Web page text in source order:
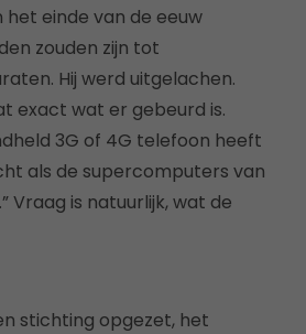
einde van de eeuw
zouden zijn tot
Hij werd uitgelachen.
exact wat er gebeurd is.
3G of 4G telefoon heeft
als de supercomputers van
Vraag is natuurlijk, wat de
stichting opgezet, het